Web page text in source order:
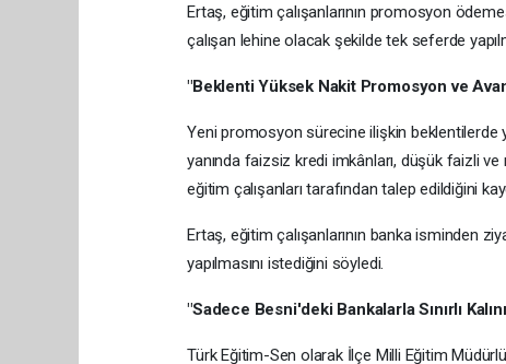
Ertaş, eğitim çalışanlarının promosyon
çalışan lehine olacak şekilde tek seferde
"Beklenti Yüksek Nakit Promosyon ve
Yeni promosyon sürecine ilişkin beklentilerde
yanında faizsiz kredi imkânları, düşük faizli
eğitim çalışanları tarafından talep edildiğini
Ertaş, eğitim çalışanlarının banka isminden
yapılmasını istediğini söyledi.
"Sadece Besni'deki Bankalarla Sınırlı
Türk Eğitim-Sen olarak İlçe Milli Eğitim